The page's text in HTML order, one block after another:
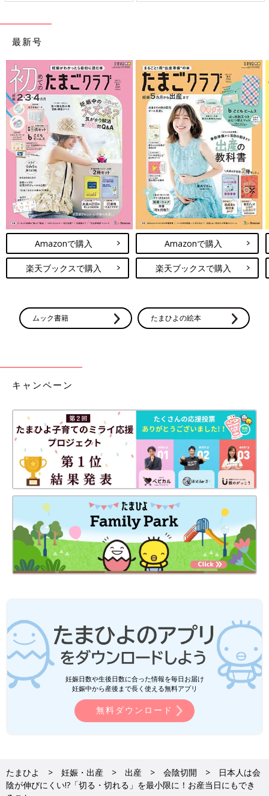
最新号
Amazonで購入
楽天ブックスで購入
Amazonで購入
楽天ブックスで購入
ムック書籍 たまひよの絵本
キャンペーン
妊娠日数や生後日数に合った情報を毎日お届け
妊娠中から産後まで長く使える無料アプリ
無料ダウンロード
たまひよ 妊娠・出産 出産 会陰切開
日本人は会
陰が伸びにくい!?「切る・切れる」を最小限に！お産当日にもでき